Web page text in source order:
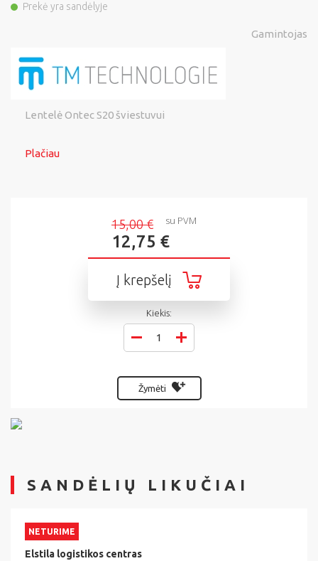
Prekė yra sandėlyje
Gamintojas
Lentelė Ontec S20 šviestuvui
Plačiau
15,00 €
12,75 €
su PVM
Į krepšelį
Kiekis:
Žymėti
SANDĖLIŲ LIKUČIAI
NETURIME
Elstila logistikos centras